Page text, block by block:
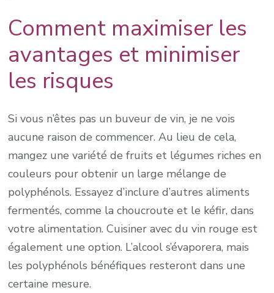
Comment maximiser les
avantages et minimiser
les risques
Si vous n’êtes pas un buveur de vin, je ne vois
aucune raison de commencer. Au lieu de cela,
mangez une variété de fruits et légumes riches en
couleurs pour obtenir un large mélange de
polyphénols. Essayez d’inclure d’autres aliments
fermentés, comme la choucroute et le kéfir, dans
votre alimentation. Cuisiner avec du vin rouge est
également une option. L’alcool s’évaporera, mais
les polyphénols bénéfiques resteront dans une
certaine mesure.